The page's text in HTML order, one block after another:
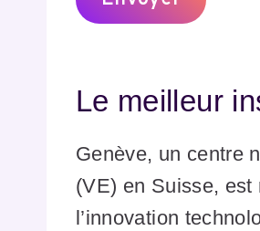
Le meilleur
Genève, un centre
(VE) en Suisse, est
l’innovation